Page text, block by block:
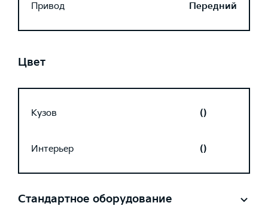
Привод
Передний
Цвет
Кузов ()
Интерьер ()
Стандартное оборудование